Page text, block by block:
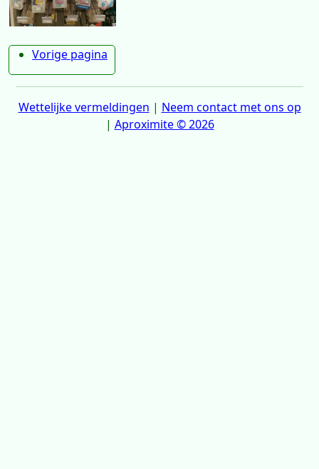
Vorige pagina
Wettelijke vermeldingen | Neem contact met ons op
| Aproximite © 2026